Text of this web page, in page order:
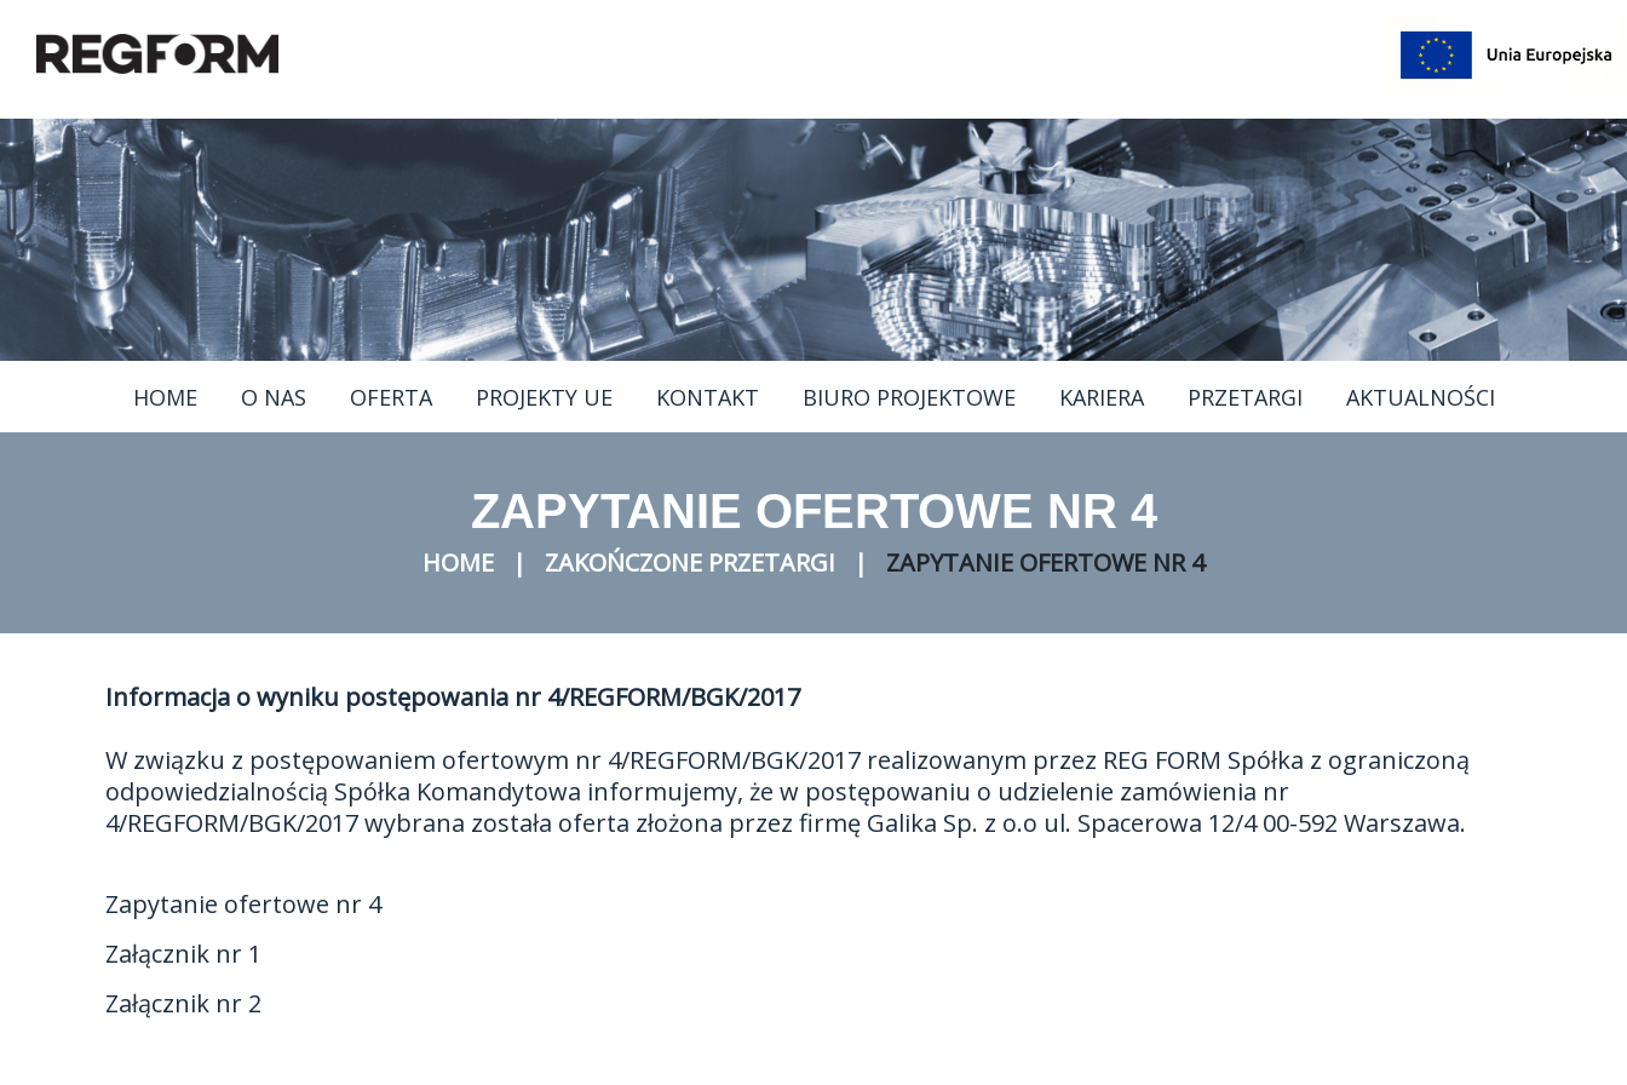
HOME O NAS OFERTA PROJEKTY UE KONTAKT BIURO PROJEKTOWE KARIERA PRZETARGI AKTUALNOŚCI
ZAPYTANIE OFERTOWE NR 4
HOME ZAKOŃCZONE PRZETARGI ZAPYTANIE OFERTOWE NR 4
Informacja o wyniku postępowania nr 4/REGFORM/BGK/2017
W związku z postępowaniem ofertowym nr 4/REGFORM/BGK/2017 realizowanym przez REG FORM Spółka z ograniczoną
odpowiedzialnością Spółka Komandytowa informujemy, że w postępowaniu o udzielenie zamówienia nr
4/REGFORM/BGK/2017 wybrana została oferta złożona przez firmę Galika Sp. z o.o ul. Spacerowa 12/4 00-592 Warszawa.
Zapytanie ofertowe nr 4
Załącznik nr 1
Załącznik nr 2